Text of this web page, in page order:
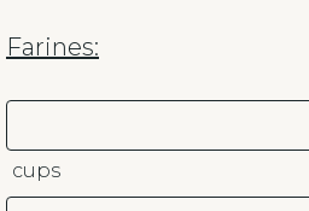
Farines:
cups